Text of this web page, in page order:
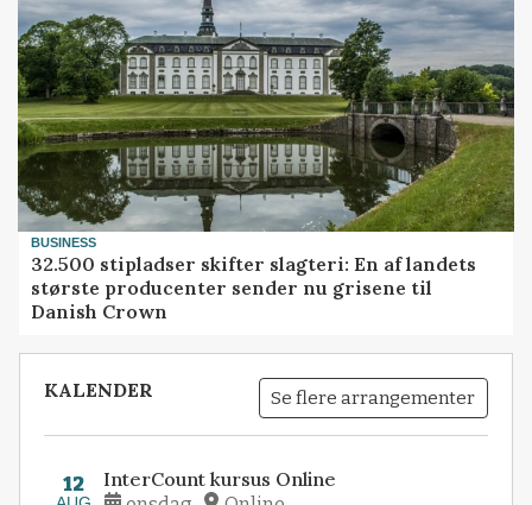
BUSINESS
32.500 stipladser skifter slagteri: En af landets
største producenter sender nu grisene til
Danish Crown
KALENDER Se flere arrangementer
12 InterCount kursus Online